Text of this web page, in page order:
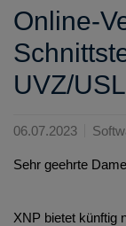
Online-
UVZ/USL
06.07.2023
Sehr geehrte
XNP bietet künftig